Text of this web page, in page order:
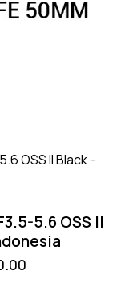
-8%
5.6 OSS II